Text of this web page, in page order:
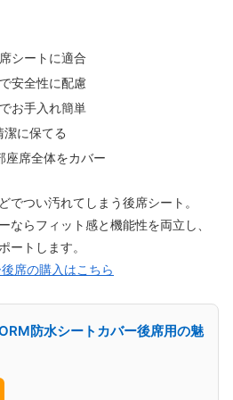
シートに適合
安全性に配慮
お手入れ簡単
潔に保てる
座席全体をカバー
でつい汚れてしまう後席シート。
ならフィット感と機能性を両立し、
ートします。
席の購入はこちら
防水シートカバー後席用の魅